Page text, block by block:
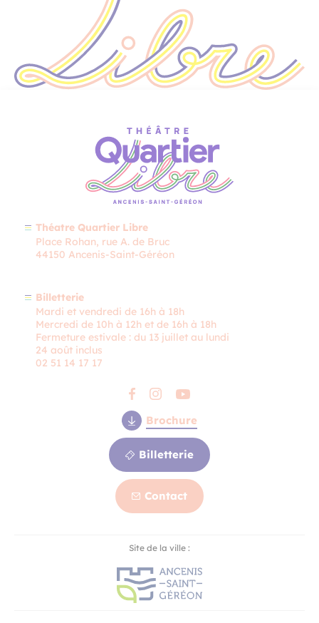
Billetterie
Théatre Quartier Libre
Place Rohan, rue A. de Bruc
44150 Ancenis-Saint-Géréon
Billetterie
Mardi et vendredi de 16h à 18h
Mercredi de 10h à 12h et de 16h à 18h
Fermeture estivale : du 13 juillet au lundi
24 août inclus
02 51 14 17 17
Brochure
Billetterie
Contact
Site de la ville :